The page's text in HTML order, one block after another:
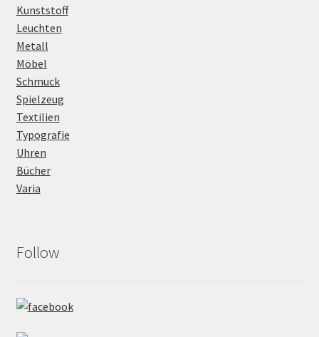
Kunststoff
Leuchten
Metall
Möbel
Schmuck
Spielzeug
Textilien
Typografie
Uhren
Bücher
Varia
Follow